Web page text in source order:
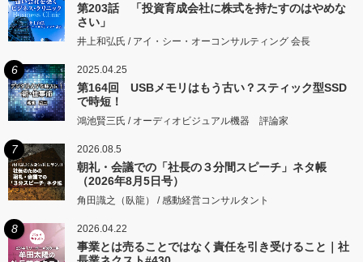
第203話 「投資育成会社に株式を持たすのはやめな
さい」
井上和弘氏 / アイ・シー・オーコンサルティング 会長
6 2025.04.25
第164回 USBメモリはもう古い？スティック型SSD
で時短！
鴻池賢三氏 / オーディオビジュアル機器 評論家
7 2026.08.5
朝礼・会議での「社長の３分間スピーチ」ネタ帳
（2026年8月5日号）
角田識之（臥龍） / 感動経営コンサルタント
8 2026.04.22
事業とは売ることではなく責任を引き受けること｜社